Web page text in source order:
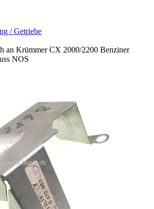
/ Getriebe
an Krümmer CX 2000/2200 Benziner
NOS